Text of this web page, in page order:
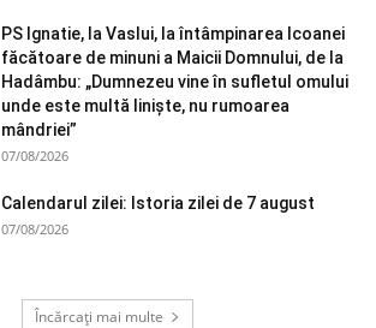
PS Ignatie, la Vaslui, la întâmpinarea Icoanei
făcătoare de minuni a Maicii Domnului, de la
Hadâmbu: „Dumnezeu vine în sufletul omului
unde este multă liniște, nu rumoarea
mândriei”
07/08/2026
Calendarul zilei: Istoria zilei de 7 august
07/08/2026
Încărcați mai multe